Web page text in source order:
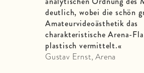
deutlich, wobei die schön
Amateurvideoästhetik das
charakteristische Arena-
plastisch vermittelt.«
Gustav Ernst, Arena